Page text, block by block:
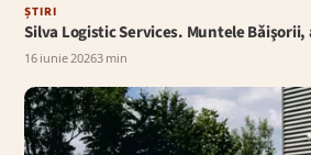
ȘTIRI
Silva Logistic Services. Muntele
16 iunie 20263 min